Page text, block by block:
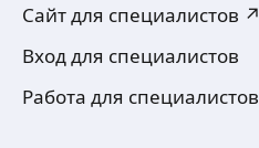
Сайт для специалистов ↗
Вход для специалистов
Работа для специалистов